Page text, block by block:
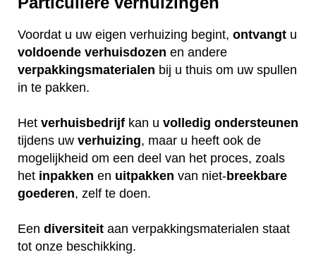
Voordat u uw eigen verhuizing begint, ontvangt u
voldoende verhuisdozen en andere
verpakkingsmaterialen bij u thuis om uw spullen
in te pakken.
Het verhuisbedrijf kan u volledig ondersteunen
tijdens uw verhuizing, maar u heeft ook de
mogelijkheid om een deel van het proces, zoals
het inpakken en uitpakken van niet-breekbare
goederen, zelf te doen.
Een diversiteit aan verpakkingsmaterialen staat
tot onze beschikking.